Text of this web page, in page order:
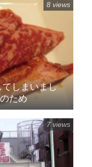
しまいまし
ため
8 views
7 views